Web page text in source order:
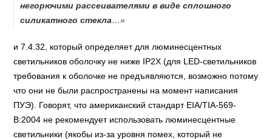
негорючими рассеивателями в виде сплошного
силикатного стекла…»
и 7.4.32, который определяет для люминесцентных
светильников оболочку не ниже IP2X (для LED-светильников
требования к оболочке не предъявляются, возможно потому
что они не были распространены на момент написания
ПУЭ). Говорят, что американский стандарт EIA/TIA-569-
B:2004 не рекомендует использовать люминесцентные
светильники (якобы из-за уровня помех, который не